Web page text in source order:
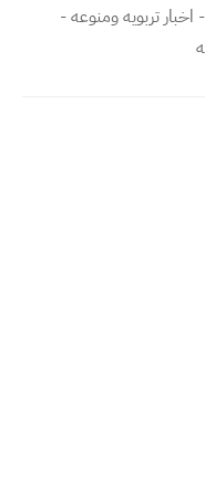
تربويه ومنوعه -